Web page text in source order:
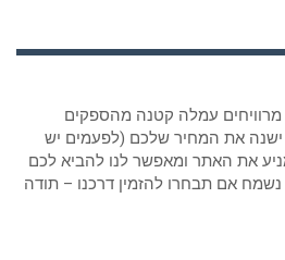
מרוויחים עמלה קטנה מהספקים
את המחיר שלכם (לפעמים יש
את האתר ומאפשר לנו להביא לכם
נשמח אם תבחרו להזמין דרכנו – תודה